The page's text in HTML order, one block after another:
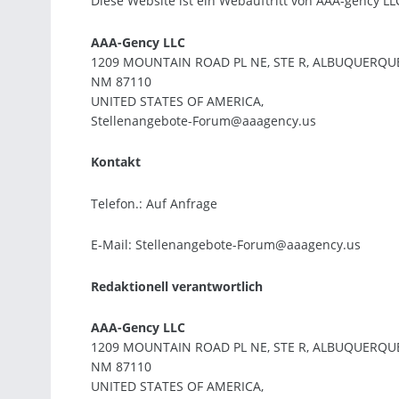
AAA-Gency LLC
1209 MOUNTAIN ROAD PL NE, STE R,
NM 87110
UNITED STATES OF AMERICA,
Stellenangebote-Forum@aaagency.us
Kontakt
Telefon.: Auf Anfrage
E-Mail: Stellenangebote-Forum@aaagency.us
Redaktionell verantwortlich
AAA-Gency LLC
1209 MOUNTAIN ROAD PL NE, STE R,
NM 87110
UNITED STATES OF AMERICA,